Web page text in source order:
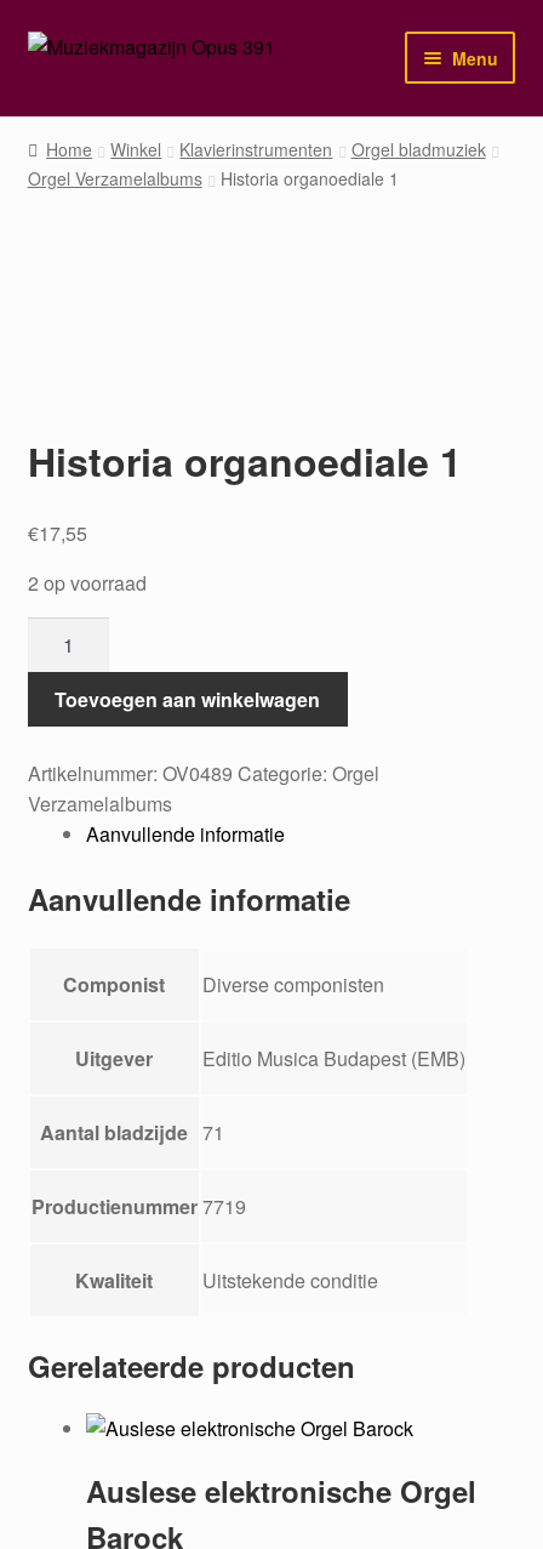
Ga
navigatie
Ga
inhoud
Menu
Home
Winkel
Home Winkel Klavierinstrumenten
Orgel bladmuziek
Orgel Verzamelalbums
Historia organoediale 1
Historia organoediale 1
€17,55
2 op voorraad
organoediale
aantal
Toevoegen aan winkelwagen
Artikelnummer: OV0489 Categorie: Orgel
Verzamelalbums
Aanvullende informatie
Aanvullende informatie
Componist Diverse componisten
Uitgever Editio Musica Budapest (EMB)
Aantal bladzijde 71
Productienummer7719
Kwaliteit Uitstekende conditie
Gerelateerde producten
Auslese elektronische Orgel
Barock